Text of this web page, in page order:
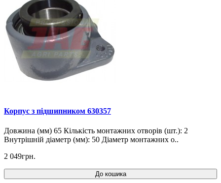
Корпус з підшипником 630357
Довжина (мм) 65 Кількість монтажних отворів (шт.): 2
Внутрішній діаметр (мм): 50 Діаметр монтажних о..
2 049грн.
До кошика